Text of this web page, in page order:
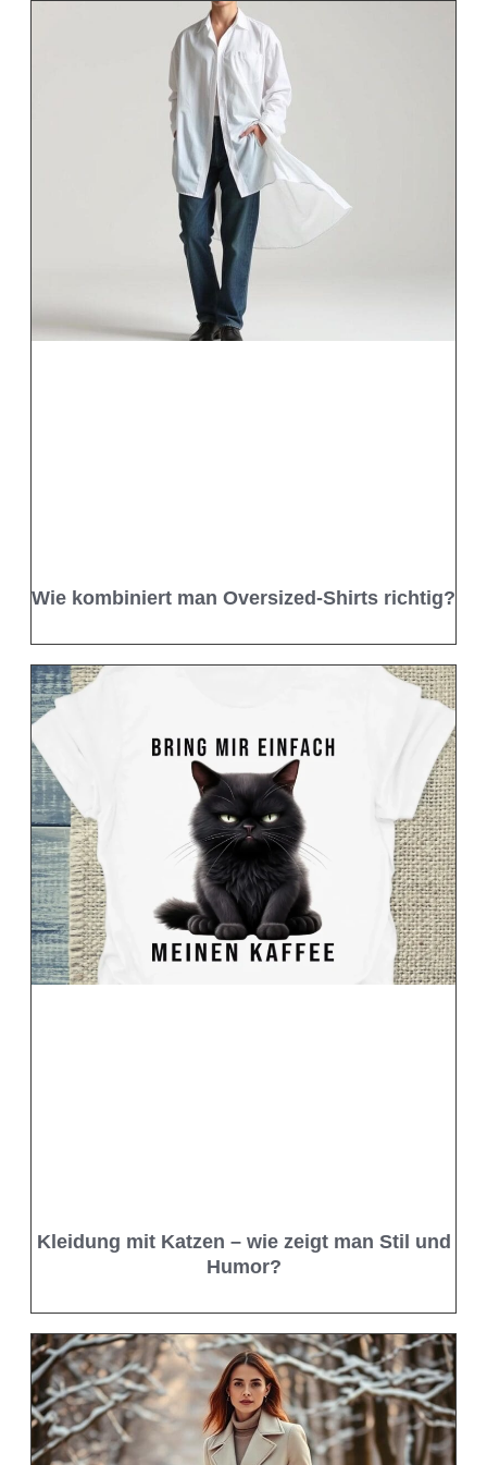
Wie kombiniert man Oversized-Shirts richtig?
Kleidung mit Katzen – wie zeigt man Stil und
Humor?